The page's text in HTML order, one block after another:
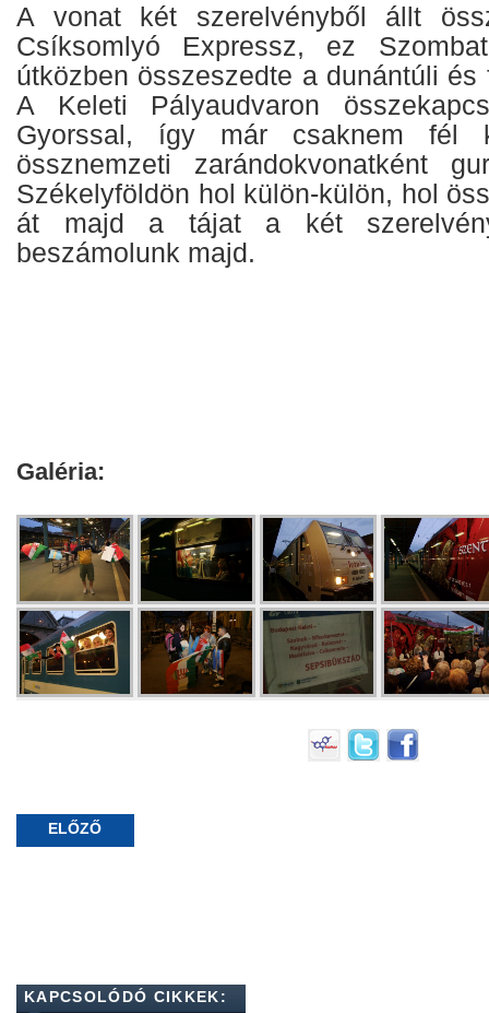
A vonat két szerelvényből állt
Csíksomlyó Expressz, ez
útközben összeszedte a dunántúli
A Keleti Pályaudvaron
Gyorssal, így már csaknem fél
össznemzeti zarándokvonatként
Székelyföldön hol külön-külön, hol
át majd a tájat a két
beszámolunk majd.
Galéria:
ELŐZŐ
KAPCSOLÓDÓ CIKKEK: